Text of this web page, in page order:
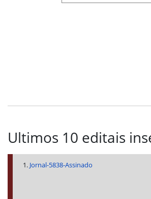
Ultimos 10 editais
1. Jornal-5838-Assinado